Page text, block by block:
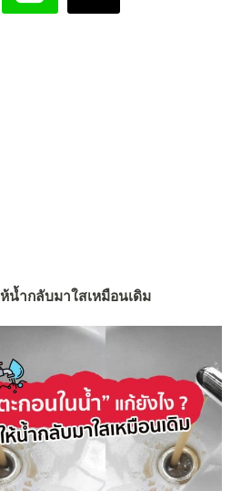
น้ำกลับมาใสเหมือนเดิม